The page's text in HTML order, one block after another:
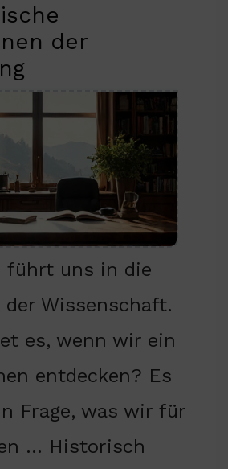
der
führt uns in die
der Wissenschaft.
es, wenn wir ein
entdecken? Es
Frage, was wir für
… Historisch